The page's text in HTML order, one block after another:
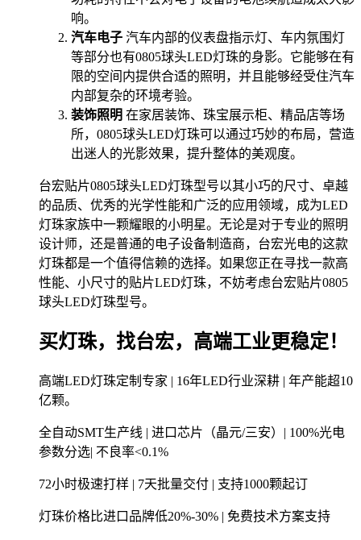
响。
汽车电子 汽车内部的仪表盘指示灯、车内氛围灯
等部分也有0805球头LED灯珠的身影。它能够在有
限的空间内提供合适的照明，并且能够经受住汽车
内部复杂的环境考验。
装饰照明 在家居装饰、珠宝展示柜、精品店等场
所，0805球头LED灯珠可以通过巧妙的布局，营造
出迷人的光影效果，提升整体的美观度。
台宏贴片0805球头LED灯珠型号以其小巧的尺寸、卓越
的品质、优秀的光学性能和广泛的应用领域，成为LED
灯珠家族中一颗耀眼的小明星。无论是对于专业的照明
设计师，还是普通的电子设备制造商，台宏光电的这款
灯珠都是一个值得信赖的选择。如果您正在寻找一款高
性能、小尺寸的贴片LED灯珠，不妨考虑台宏贴片0805
球头LED灯珠型号。
买灯珠，找台宏，高端工业更稳定！
高端LED灯珠定制专家 | 16年LED行业深耕 | 年产能超10
亿颗。
全自动SMT生产线 | 进口芯片（晶元/三安）| 100%光电
参数分选| 不良率<0.1%
72小时极速打样 | 7天批量交付 | 支持1000颗起订
灯珠价格比进口品牌低20%-30% | 免费技术方案支持